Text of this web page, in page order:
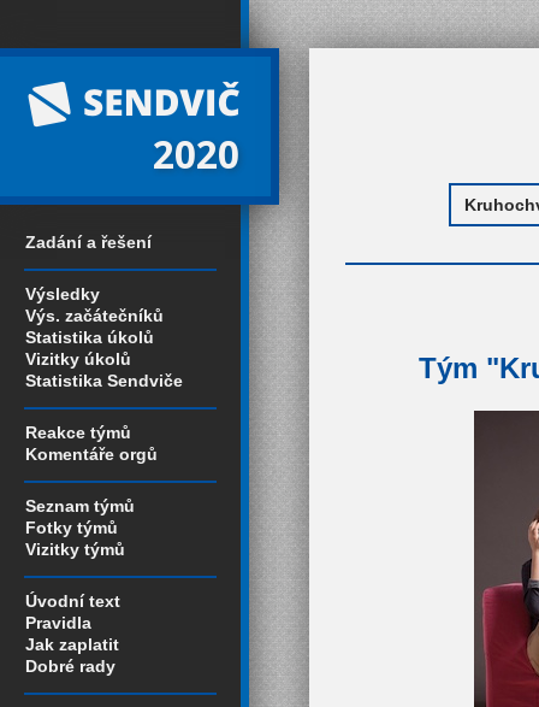
2020
Zadání a řešení
Výsledky
Výs. začátečníků
Statistika úkolů
Vizitky úkolů
Statistika Sendviče
Reakce týmů
Komentáře orgů
Seznam týmů
Fotky týmů
Vizitky týmů
Úvodní text
Pravidla
Jak zaplatit
Dobré rady
Tým